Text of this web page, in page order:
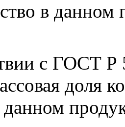
в данном
с ГОСТ
доля